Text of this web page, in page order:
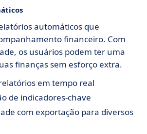
automáticos que
financeiro. Com
os usuários podem ter uma
finanças sem esforço extra.
em tempo real
de indicadores-chave
com exportação para diversos